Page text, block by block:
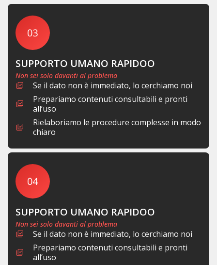
SUPPORTO UMANO RAPIDOO
Non sei solo davanti al problema
Se il dato non è immediato, lo cerchiamo noi
Prepariamo contenuti consultabili e pronti
all’uso
Rielaboriamo le procedure complesse in modo
chiaro
SUPPORTO UMANO RAPIDOO
Non sei solo davanti al problema
Se il dato non è immediato, lo cerchiamo noi
Prepariamo contenuti consultabili e pronti
all’uso